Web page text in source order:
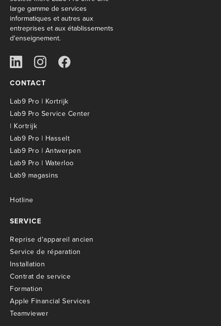
large gamme de services
informatiques et autres aux
entreprises et aux établissements
d'enseignement.
CONTACT
Lab9 Pro | Kortrijk
Lab9 Pro Service Center
| Kortrijk
Lab9 Pro | Hasselt
Lab9 Pro | Antwerpen
Lab9 Pro | Waterloo
Lab9 magasins
Hotline
SERVICE
Reprise d'appareil ancien
Service de réparation
Installation
Contrat de service
Formation
Apple Financial Services
Teamviewer